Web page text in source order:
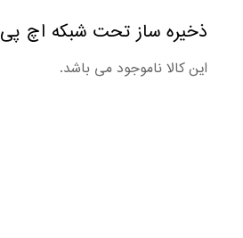
ذخیره ساز تحت شبکه اچ پی MSA 2050 Q1J00A
این کالا ناموجود می باشد.